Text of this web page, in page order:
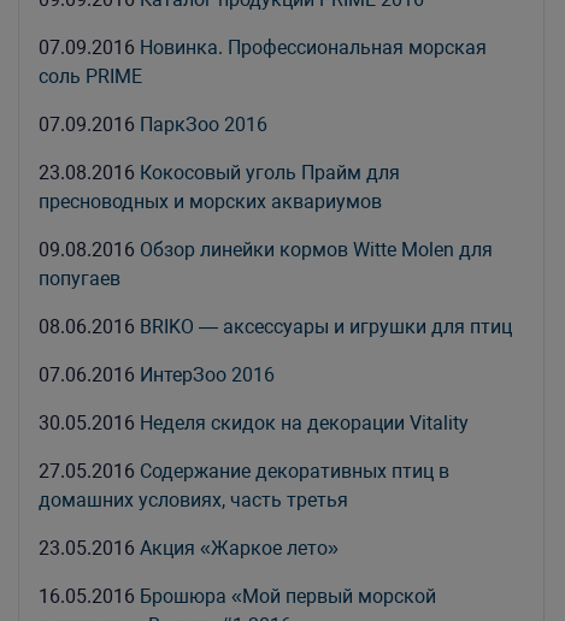
07.09.2016 Новинка. Профессиональная морская
соль PRIME
07.09.2016 ПаркЗоо 2016
23.08.2016 Кокосовый уголь Прайм для
пресноводных и морских аквариумов
09.08.2016 Обзор линейки кормов Witte Molen для
попугаев
08.06.2016 BRIKO — аксессуары и игрушки для птиц
07.06.2016 ИнтерЗоо 2016
30.05.2016 Неделя скидок на декорации Vitality
27.05.2016 Содержание декоративных птиц в
домашних условиях, часть третья
23.05.2016Акция «Жаркое лето»
16.05.2016 Брошюра «Мой первый морской